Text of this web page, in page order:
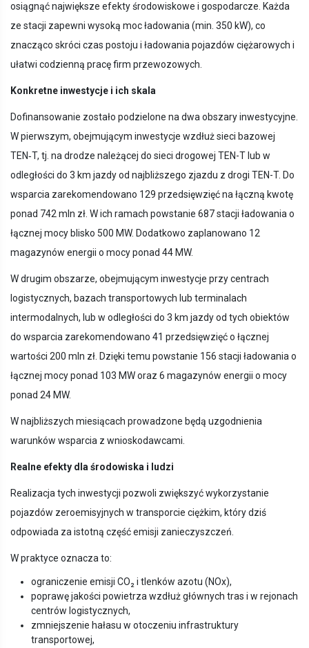
osiągnąć największe efekty środowiskowe i gospodarcze. Każda
ze stacji zapewni wysoką moc ładowania (min. 350 kW), co
znacząco skróci czas postoju i ładowania pojazdów ciężarowych i
ułatwi codzienną pracę firm przewozowych.
Konkretne inwestycje i ich skala
Dofinansowanie zostało podzielone na dwa obszary inwestycyjne.
W pierwszym, obejmującym inwestycje wzdłuż sieci bazowej
TEN‑T, tj. na drodze należącej do sieci drogowej TEN-T lub w
odległości do 3 km jazdy od najbliższego zjazdu z drogi TEN-T. Do
wsparcia zarekomendowano 129 przedsięwzięć na łączną kwotę
ponad 742 mln zł. W ich ramach powstanie 687 stacji ładowania o
łącznej mocy blisko 500 MW. Dodatkowo zaplanowano 12
magazynów energii o mocy ponad 44 MW.
W drugim obszarze, obejmującym inwestycje przy centrach
logistycznych, bazach transportowych lub terminalach
intermodalnych, lub w odległości do 3 km jazdy od tych obiektów
do wsparcia zarekomendowano 41 przedsięwzięć o łącznej
wartości 200 mln zł. Dzięki temu powstanie 156 stacji ładowania o
łącznej mocy ponad 103 MW oraz 6 magazynów energii o mocy
ponad 24 MW.
W najbliższych miesiącach prowadzone będą uzgodnienia
warunków wsparcia z wnioskodawcami.
Realne efekty dla środowiska i ludzi
Realizacja tych inwestycji pozwoli zwiększyć wykorzystanie
pojazdów zeroemisyjnych w transporcie ciężkim, który dziś
odpowiada za istotną część emisji zanieczyszczeń.
W praktyce oznacza to:
ograniczenie emisji CO₂ i tlenków azotu (NOx),
poprawę jakości powietrza wzdłuż głównych tras i w rejonach
centrów logistycznych,
zmniejszenie hałasu w otoczeniu infrastruktury
transportowej,